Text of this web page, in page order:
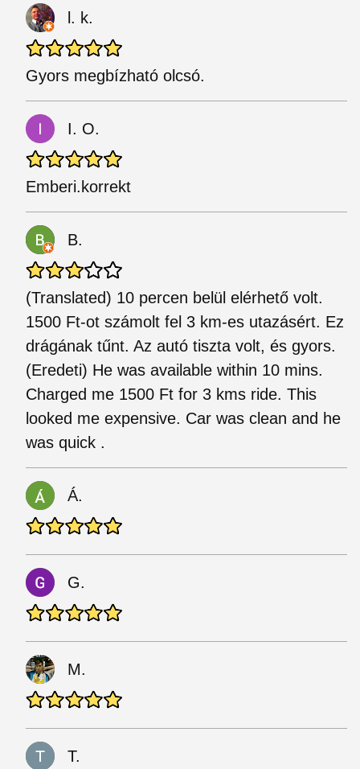
l. k.
Gyors megbízható olcsó.
I. O.
Emberi.korrekt
B.
(Translated) 10 percen belül elérhető volt.
1500 Ft-ot számolt fel 3 km-es utazásért. Ez
drágának tűnt. Az autó tiszta volt, és gyors.
(Eredeti) He was available within 10 mins.
Charged me 1500 Ft for 3 kms ride. This
looked me expensive. Car was clean and he
was quick .
Á.
G.
M.
T.